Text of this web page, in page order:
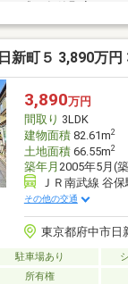
美しいガレージハウ
美意識が宿る空中回
ミックに富んだ住空間
い木々と蒼い空を独
は、圧倒的なボリュ
ュアリーな日常空間
常その一つの極みが、
新町５ 3,890万円
3,890万円
間取り 3LDK
建物面積82.61m2
土地面積66.55m2
築年月 2005年5月(
ＪＲ南武線 谷
その他の交通
東京都府中市日
駐車場あり
所有権